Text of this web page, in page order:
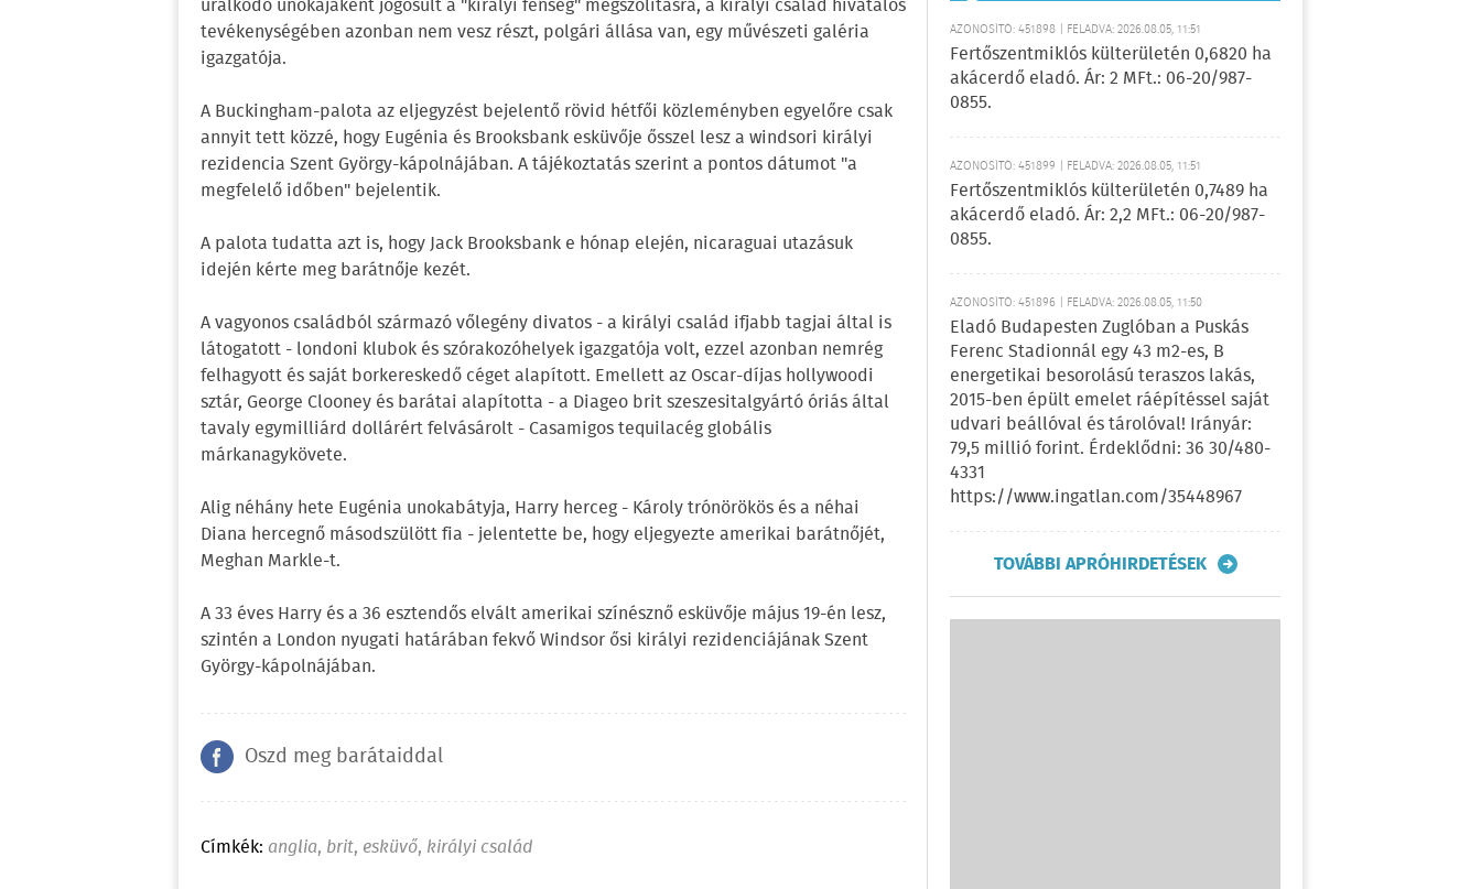
uralkodó unokájaként jogosult a "királyi fenség" megszólításra, a királyi család hivatalos
tevékenységében azonban nem vesz részt, polgári állása van, egy művészeti galéria
igazgatója.
A Buckingham-palota az eljegyzést bejelentő rövid hétfői közleményben egyelőre csak
annyit tett közzé, hogy Eugénia és Brooksbank esküvője ősszel lesz a windsori királyi
rezidencia Szent György-kápolnájában. A tájékoztatás szerint a pontos dátumot "a
megfelelő időben" bejelentik.
A palota tudatta azt is, hogy Jack Brooksbank e hónap elején, nicaraguai utazásuk
idején kérte meg barátnője kezét.
A vagyonos családból származó vőlegény divatos - a királyi család ifjabb tagjai által is
látogatott - londoni klubok és szórakozóhelyek igazgatója volt, ezzel azonban nemrég
felhagyott és saját borkereskedő céget alapított. Emellett az Oscar-díjas hollywoodi
sztár, George Clooney és barátai alapította - a Diageo brit szeszesitalgyártó óriás által
tavaly egymilliárd dollárért felvásárolt - Casamigos tequilacég globális
márkanagykövete.
Alig néhány hete Eugénia unokabátyja, Harry herceg - Károly trónörökös és a néhai
Diana hercegnő másodszülött fia - jelentette be, hogy eljegyezte amerikai barátnőjét,
Meghan Markle-t.
A 33 éves Harry és a 36 esztendős elvált amerikai színésznő esküvője május 19-én lesz,
szintén a London nyugati határában fekvő Windsor ősi királyi rezidenciájának Szent
György-kápolnájában.
Oszd meg barátaiddal
Címkék: anglia, brit, esküvő, királyi család
AZONOSÍTÓ: 451898 | FELADVA: 2026.08.05, 11:51
Fertőszentmiklós külterületén 0,6820 ha
akácerdő eladó. Ár: 2 MFt.: 06-20/987-
0855.
AZONOSÍTÓ: 451899 | FELADVA: 2026.08.05, 11:51
Fertőszentmiklós külterületén 0,7489 ha
akácerdő eladó. Ár: 2,2 MFt.: 06-20/987-
0855.
AZONOSÍTÓ: 451896 | FELADVA: 2026.08.05, 11:50
Eladó Budapesten Zuglóban a Puskás
Ferenc Stadionnál egy 43 m2-es, B
energetikai besorolású teraszos lakás,
2015-ben épült emelet ráépítéssel saját
udvari beállóval és tárolóval! Irányár:
79,5 millió forint. Érdeklődni: 36 30/480-
4331
https://www.ingatlan.com/35448967
TOVÁBBI APRÓHIRDETÉSEK